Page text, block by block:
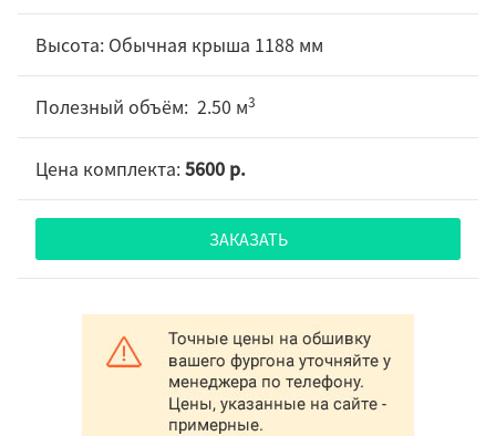
Обычная крыша 1188 мм
2.50 м3
5600 р.
ЗАКАЗАТЬ